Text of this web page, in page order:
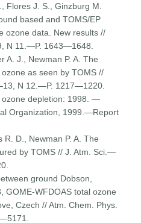
Flores J. S., Ginzburg M.
based and TOMS/EP
ozone data. New results //
N 11.—P. 1643—1648.
A. J., Newman P. A. The
as seen by TOMS //
N 12.—P. 1217—1220.
depletion: 1998. —
Organization, 1999.—Report
D., Newman P. A. The
by TOMS // J. Atm. Sci.—
ground Dobson,
GOME-WFDOAS total ozone
Czech // Atm. Chem. Phys.